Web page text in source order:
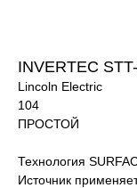
INVERTEC
Lincoln Electric
104
ПРОСТОЙ
Технология
Источник